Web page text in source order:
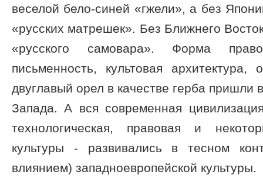
веселой бело-синей «гжели», а без
«русских матрешек». Без Ближнего
«русского самовара». Форма
письменность, культовая архитектура,
двуглавый орел в качестве герба пришли
Запада. А вся современная
технологическая, правовая и
культуры - развивались в тесном
влиянием) западноевропейской культуры.